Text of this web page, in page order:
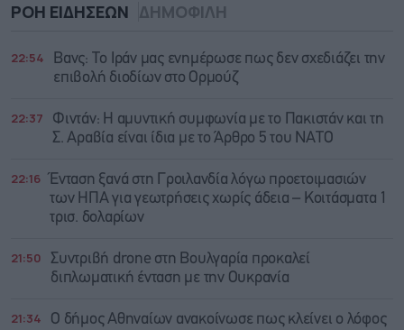
ΡΟΗ ΕΙΔΗΣΕΩΝ ΔΗΜΟΦΙΛΗ
22:54
Βανς: Το Ιράν μας ενημέρωσε πως δεν σχεδιάζει την
επιβολή διοδίων στο Ορμούζ
22:37
Φιντάν: Η αμυντική συμφωνία με το Πακιστάν και τη
Σ. Αραβία είναι ίδια με τo Άρθρο 5 του ΝΑΤΟ
22:16
Ένταση ξανά στη Γροιλανδία λόγω προετοιμασιών
των ΗΠΑ για γεωτρήσεις χωρίς άδεια – Κοιτάσματα 1
τρισ. δολαρίων
21:50
Συντριβή drone στη Βουλγαρία προκαλεί
διπλωματική ένταση με την Ουκρανία
21:34
Ο δήμος Αθηναίων ανακοίνωσε πως κλείνει ο λόφος